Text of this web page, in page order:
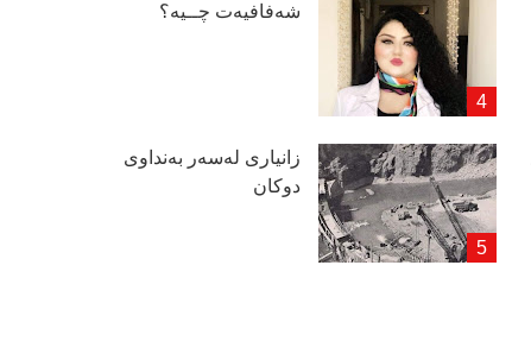
شەفافیەت چــیە؟
زانیاری لەسەر بەنداوی
دوكان